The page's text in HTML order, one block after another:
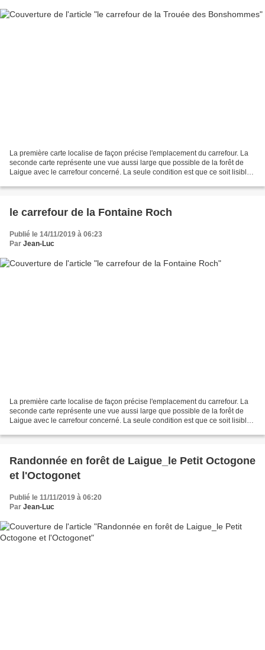
La première carte localise de façon précise l'emplacement du carrefour. La
seconde carte représente une vue aussi large que possible de la forêt de
Laigue avec le carrefour concerné. La seule condition est que ce soit lisible.
le carrefour de la Fontaine Roch
Publié le 14/11/2019 à 06:23
Par Jean-Luc
La première carte localise de façon précise l'emplacement du carrefour. La
seconde carte représente une vue aussi large que possible de la forêt de
Laigue avec le carrefour concerné. La seule condition est que ce soit lisible.
Randonnée en forêt de Laigue_le Petit Octogone
et l'Octogonet
Publié le 11/11/2019 à 06:20
Par Jean-Luc